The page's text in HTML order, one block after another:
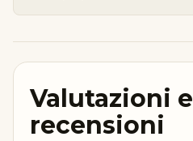
Valutazioni e
recensioni